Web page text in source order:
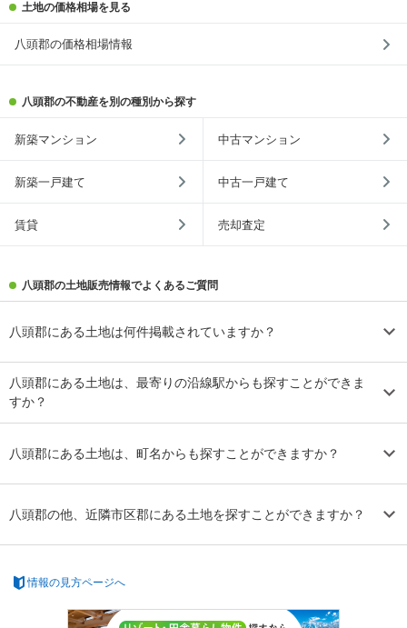
土地の価格相場を見る
八頭郡の価格相場情報
八頭郡の不動産を別の種別から探す
新築マンション 中古マンション
新築一戸建て 中古一戸建て
賃貸 売却査定
八頭郡の土地販売情報でよくあるご質問
八頭郡にある土地は何件掲載されていますか？
八頭郡にある土地は、最寄りの沿線駅からも探すことができま
すか？
八頭郡にある土地は、町名からも探すことができますか？
八頭郡の他、近隣市区郡にある土地を探すことができますか？
情報の見方ページへ